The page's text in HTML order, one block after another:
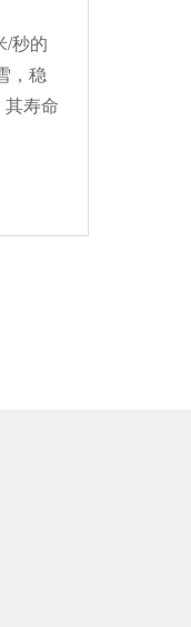
/秒的
，稳
寿命